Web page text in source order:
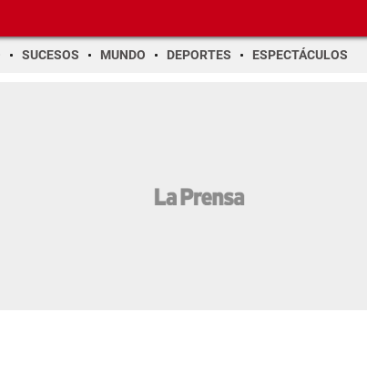
SUCESOS MUNDO DEPORTES ESPECTÁCULOS